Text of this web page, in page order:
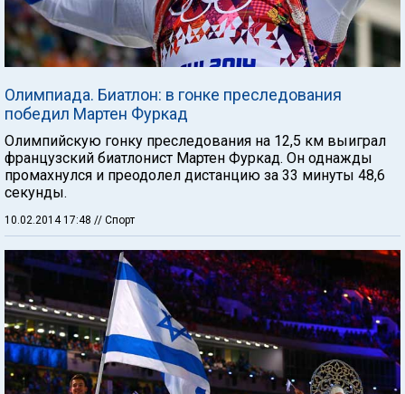
Олимпиада. Биатлон: в гонке преследования
победил Мартен Фуркад
Олимпийскую гонку преследования на 12,5 км выиграл
французский биатлонист Мартен Фуркад. Он однажды
промахнулся и преодолел дистанцию за 33 минуты 48,6
секунды.
10.02.2014 17:48 // Спорт